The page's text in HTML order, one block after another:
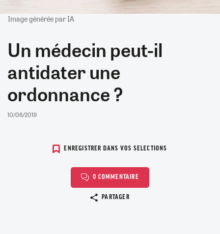
Image générée par IA
Un médecin peut-il
antidater une
ordonnance ?
10/06/2019
ENREGISTRER DANS VOS SELECTIONS
0 COMMENTAIRE
PARTAGER